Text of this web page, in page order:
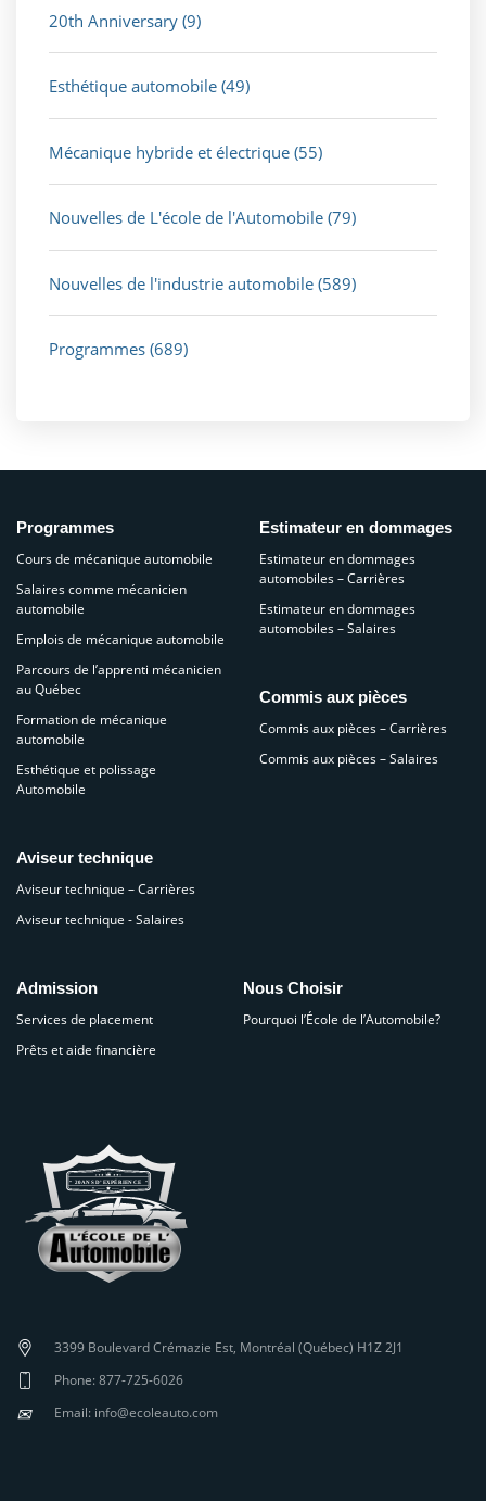
20th Anniversary (9)
Esthétique automobile (49)
Mécanique hybride et électrique (55)
Nouvelles de L'école de l'Automobile (79)
Nouvelles de l'industrie automobile (589)
Programmes (689)
3399 Boulevard Crémazie Est, Montréal (Québec) H1Z 2J1
Phone: 877-725-6026
✉ Email: info@ecoleauto.com
Programmes
Cours de mécanique automobile
Salaires comme mécanicien
automobile
Emplois de mécanique automobile
Parcours de l’apprenti mécanicien
au Québec
Formation de mécanique
automobile
Esthétique et polissage
Automobile
Aviseur technique
Aviseur technique – Carrières
Aviseur technique - Salaires
Estimateur en dommages
Estimateur en dommages
automobiles – Carrières
Estimateur en dommages
automobiles – Salaires
Commis aux pièces
Commis aux pièces – Carrières
Commis aux pièces – Salaires
Admission
Services de placement
Prêts et aide financière
Nous Choisir
Pourquoi l’École de l’Automobile?